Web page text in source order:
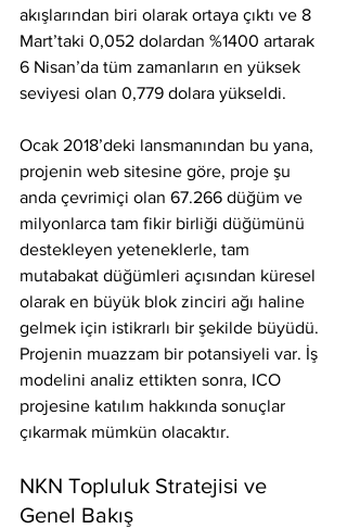
akışlarından biri olarak ortaya çıktı ve 8
Mart’taki 0,052 dolardan %1400 artarak
6 Nisan’da tüm zamanların en yüksek
seviyesi olan 0,779 dolara yükseldi.
Ocak 2018’deki lansmanından bu yana,
projenin web sitesine göre, proje şu
anda çevrimiçi olan 67.266 düğüm ve
milyonlarca tam fikir birliği düğümünü
destekleyen yeteneklerle, tam
mutabakat düğümleri açısından küresel
olarak en büyük blok zinciri ağı haline
gelmek için istikrarlı bir şekilde büyüdü.
Projenin muazzam bir potansiyeli var. İş
modelini analiz ettikten sonra, ICO
projesine katılım hakkında sonuçlar
çıkarmak mümkün olacaktır.
NKN Topluluk Stratejisi ve
Genel Bakış